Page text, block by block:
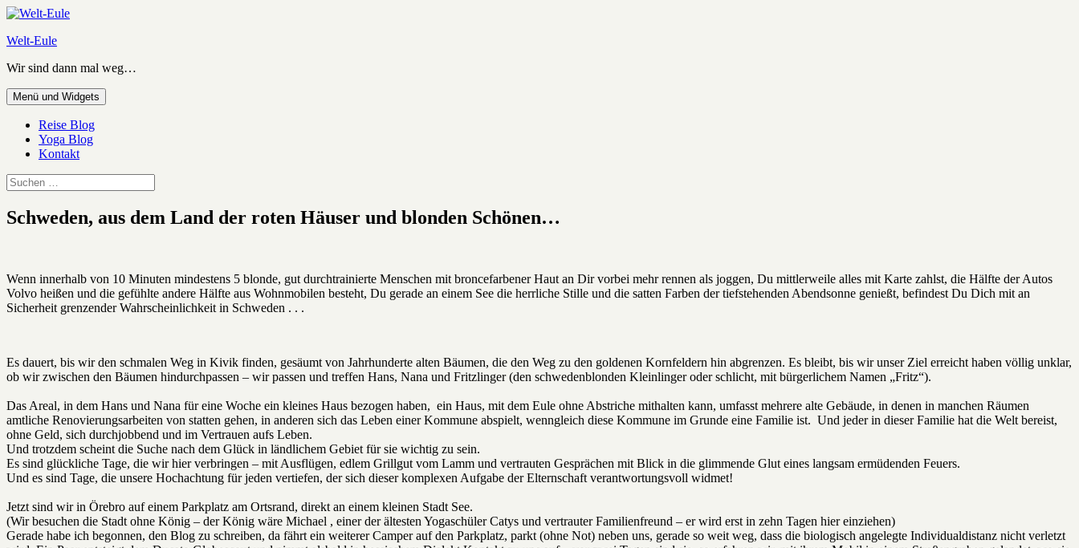
Zum
springen
Welt-Eule
Wir sind dann mal weg…
Menü und Widgets
Reise Blog
Yoga Blog
Kontakt
Suchen
nach:
Schweden, aus dem Land der roten Häuser und blonden Schönen…
Wenn innerhalb von 10 Minuten mindestens 5 blonde, gut durchtrainierte Menschen mit broncefarbener Haut an Dir vorbei mehr rennen als joggen, Du mittlerweile alles mit Karte zahlst, die Hälfte der Autos
Volvo heißen und die gefühlte andere Hälfte aus Wohnmobilen besteht, Du gerade an einem See die herrliche Stille und die satten Farben der tiefstehenden Abendsonne genießt, befindest Du Dich mit an
Sicherheit grenzender Wahrscheinlichkeit in Schweden . . .
Es dauert, bis wir den schmalen Weg in Kivik finden, gesäumt von Jahrhunderte alten Bäumen, die den Weg zu den goldenen Kornfeldern hin abgrenzen. Es bleibt, bis wir unser Ziel erreicht haben völlig unklar,
ob wir zwischen den Bäumen hindurchpassen – wir passen und treffen Hans, Nana und Fritzlinger (den schwedenblonden Kleinlinger oder schlicht, mit bürgerlichem Namen „Fritz“).
Das Areal, in dem Hans und Nana für eine Woche ein kleines Haus bezogen haben, ein Haus, mit dem Eule ohne Abstriche mithalten kann, umfasst mehrere alte Gebäude, in denen in manchen Räumen
amtliche Renovierungsarbeiten von statten gehen, in anderen sich das Leben einer Kommune abspielt, wenngleich diese Kommune im Grunde eine Familie ist. Und jeder in dieser Familie hat die Welt bereist,
ohne Geld, sich durchjobbend und im Vertrauen aufs Leben.
Und trotzdem scheint die Suche nach dem Glück in ländlichem Gebiet für sie wichtig zu sein.
Es sind glückliche Tage, die wir hier verbringen – mit Ausflügen, edlem Grillgut vom Lamm und vertrauten Gesprächen mit Blick in die glimmende Glut eines langsam ermüdenden Feuers.
Und es sind Tage, die unsere Hochachtung für jeden vertiefen, der sich dieser komplexen Aufgabe der Elternschaft verantwortungsvoll widmet!
Jetzt sind wir in Örebro auf einem Parkplatz am Ortsrand, direkt an einem kleinen Stadt See.
(Wir besuchen die Stadt ohne König – der König wäre Michael , einer der ältesten Yogaschüler Catys und vertrauter Familienfreund – er wird erst in zehn Tagen hier einziehen)
Gerade habe ich begonnen, den Blog zu schreiben, da fährt ein weiterer Camper auf den Parkplatz, parkt (ohne Not) neben uns, gerade so weit weg, dass die biologisch angelegte Individualdistanz nicht verletzt